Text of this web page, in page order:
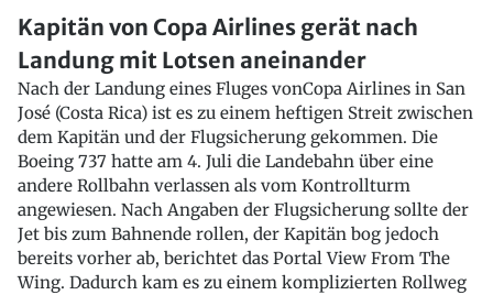
Kapitän von Copa Airlines gerät nach
Landung mit Lotsen aneinander
Nach der Landung eines Fluges vonCopa Airlines in San
José (Costa Rica) ist es zu einem heftigen Streit zwischen
dem Kapitän und der Flugsicherung gekommen. Die
Boeing 737 hatte am 4. Juli die Landebahn über eine
andere Rollbahn verlassen als vom Kontrollturm
angewiesen. Nach Angaben der Flugsicherung sollte der
Jet bis zum Bahnende rollen, der Kapitän bog jedoch
bereits vorher ab, berichtet das Portal View From The
Wing. Dadurch kam es zu einem komplizierten Rollweg